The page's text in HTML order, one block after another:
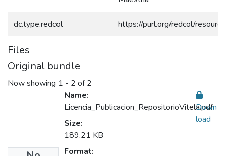
dc.type.redcol https://purl.org/redcol/
Files
Original bundle
Now showing 1 - 2 of 2
Name:
Licencia_Publicacion_RepositorioVitela.pdf
Size:
189.21 KB
Format:
Down
load